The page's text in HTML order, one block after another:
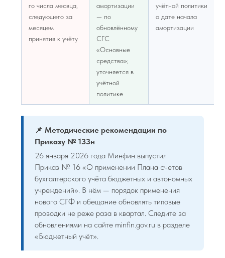
го числа месяца,
следующего за
месяцем
принятия к учёту
амортизации
— по
обновлённому
СГС
«Основные
средства»;
уточняется в
учётной
политике
учётной политики
о дате начала
амортизации
📌 Методические рекомендации по
Приказу № 133н
26 января 2026 года Минфин выпустил
Приказ № 16 «О применении Плана счетов
бухгалтерского учёта бюджетных и автономных
учреждений». В нём — порядок применения
нового СГФ и обещание обновлять типовые
проводки не реже раза в квартал. Следите за
обновлениями на сайте minfin.gov.ru в разделе
«Бюджетный учёт».